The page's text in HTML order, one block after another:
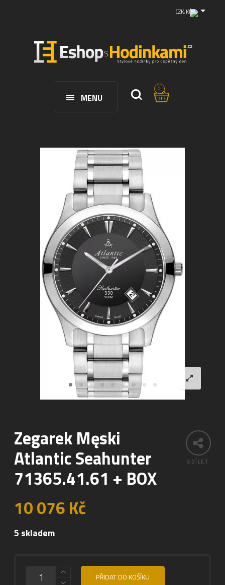
CZK, KČ
MENU
0
SDÍLET
Zegarek Męski
Atlantic Seahunter
71365.41.61 + BOX
10 076Kč
5 skladem
PŘIDAT DO KOŠÍKU